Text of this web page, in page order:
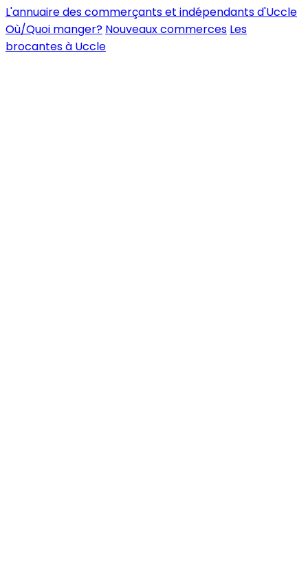
L'annuaire des commerçants et indépendants d'Uccle
Où/Quoi manger? Nouveaux commerces Les
brocantes à Uccle